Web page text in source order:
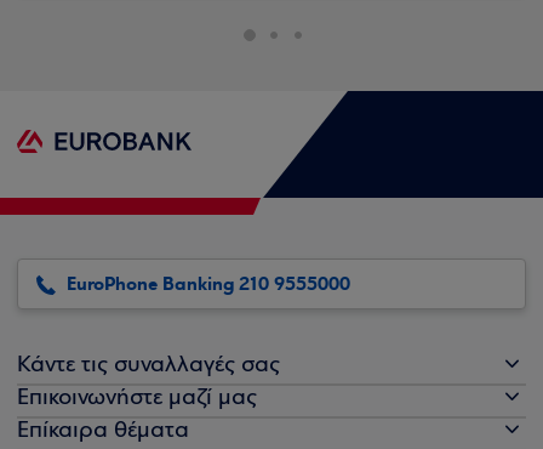
EuroPhone Banking 210 9555000
Κάντε τις συναλλαγές σας
Επικοινωνήστε μαζί μας
Επίκαιρα θέματα